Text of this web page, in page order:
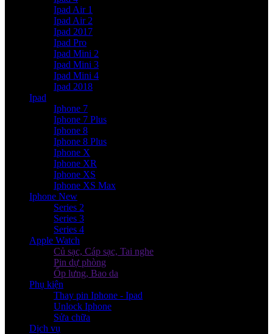
Ipad Air 1
Ipad Air 2
Ipad 2017
Ipad Pro
Ipad Mini 2
Ipad Mini 3
Ipad Mini 4
Ipad 2018
Ipad
Iphone 7
Iphone 7 Plus
Iphone 8
Iphone 8 Plus
Iphone X
Iphone XR
Iphone XS
Iphone XS Max
Iphone New
Series 2
Series 3
Series 4
Apple Watch
Củ sạc, Cáp sạc, Tai nghe
Pin dự phòng
Ốp lưng, Bao da
Phụ kiện
Thay pin Iphone - Ipad
Unlock Iphone
Sửa chữa
Dịch vụ